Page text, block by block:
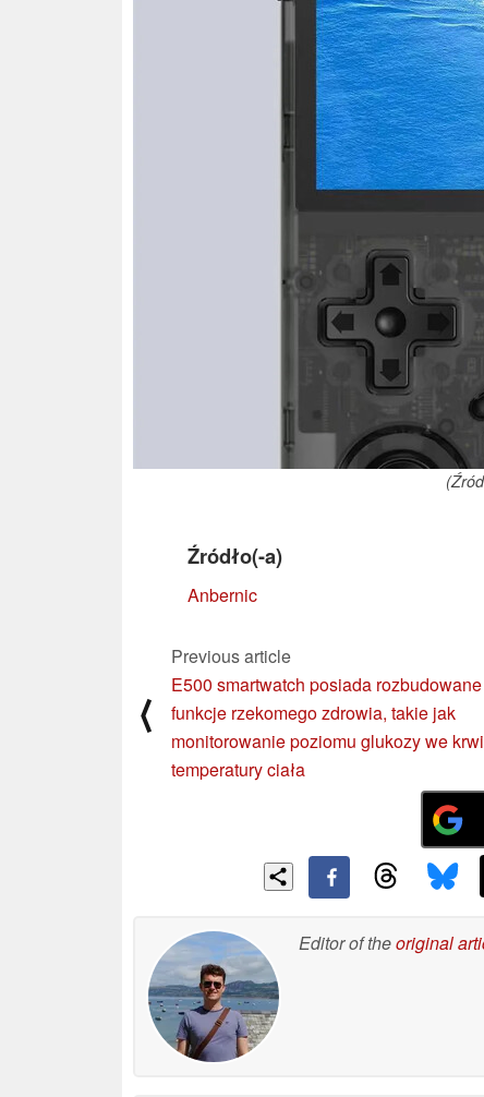
Źródło(-a)
Anbernic
⟨
Previous article
E500 smartwatch posiada rozbudowane
funkcje rzekomego zdrowia, takie jak
monitorowanie poziomu glukozy we
temperatury ciała
Editor of theoriginal